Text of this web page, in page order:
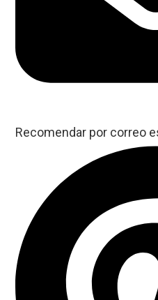
Recomendar por correo